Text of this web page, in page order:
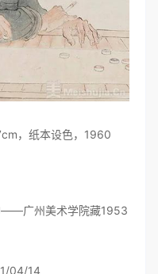
，纸本设色，1960
广州美术学院藏1953
04/14